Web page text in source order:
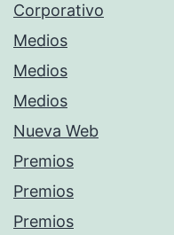
Corporativo
Medios
Medios
Medios
Nueva Web
Premios
Premios
Premios